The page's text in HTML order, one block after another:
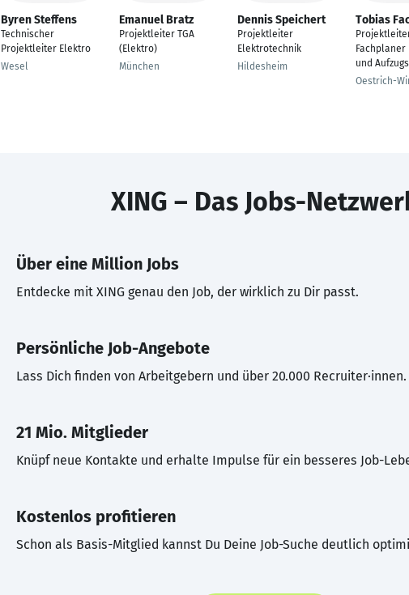
Byren Steffens
Technischer
Projektleiter Elektro
Wesel
Emanuel Bratz
Projektleiter TGA
(Elektro)
München
Dennis Speichert
Projektleiter
Elektrotechnik
Hildesheim
Tobias
Fachplaner
und
Oestrich-
XING – Das Jobs-
Über eine Million Jobs
Entdecke mit XING genau den Job, der wirklich zu Dir passt.
Persönliche Job-Angebote
Lass Dich finden von Arbeitgebern und über 20.000 Recruiter·innen.
21 Mio. Mitglieder
Knüpf neue Kontakte und erhalte Impulse für ein besseres Job-
Kostenlos profitieren
Schon als Basis-Mitglied kannst Du Deine Job-Suche deutlich